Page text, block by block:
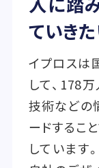
ていき
イプロスは
して、178
技術などの
ードするこ
しています